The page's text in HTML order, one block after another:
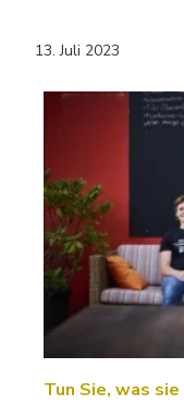
13. Juli 2023
Tun Sie, was